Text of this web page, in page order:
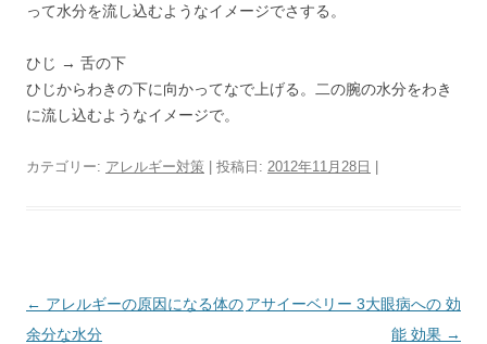
って水分を流し込むようなイメージでさする。
ひじ → 舌の下
ひじからわきの下に向かってなで上げる。二の腕の水分をわき
に流し込むようなイメージで。
カテゴリー: アレルギー対策 | 投稿日: 2012年11月28日
投
稿
← アレルギーの原因になる体の
余分な水分
アサイーベリー 3大眼病への 効
能 効果 →